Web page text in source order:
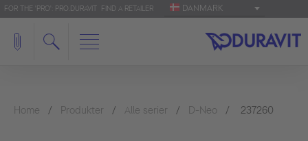
FOR THE 'PRO': PRO.DURAVIT FIND A RETAILER DANMARK
Home Produkter Alle serier D-Neo 237260